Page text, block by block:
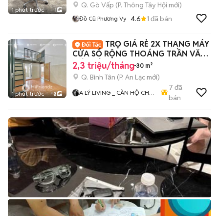
1 phút trước 1
Q. Gò Vấp (P. Thông Tây Hội mới)
Đồ Cũ Phương Vy 4.6 1 đã bán
1 phút trước 8
TRỌ GIÁ RẺ 2X THANG MÁY
CỬA SỔ RỘNG THOÁNG TRẦN VĂN
GIÀU TỈNH LỘ 10
2,3 triệu/tháng 30 m²
Q. Bình Tân (P. An Lạc mới)
A LÝ LIVING _ CĂN HỘ CHO
CHUNG CƯ - NHÀ Ở
7 đã
bán